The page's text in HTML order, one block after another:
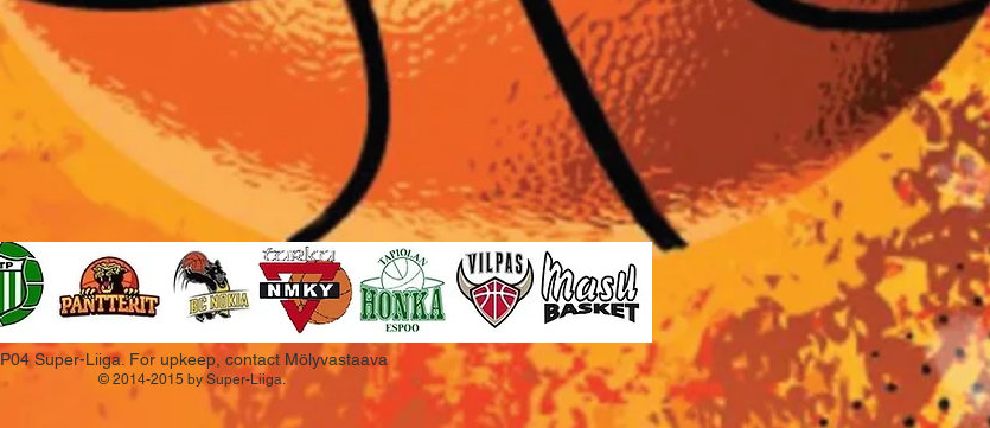
P04 Super-Liiga. For upkeep, contact Mölyvastaava
© 2014-2015 by Super-Liiga.